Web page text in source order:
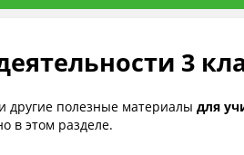
3
и другие полезные материалы для
в этом разделе.